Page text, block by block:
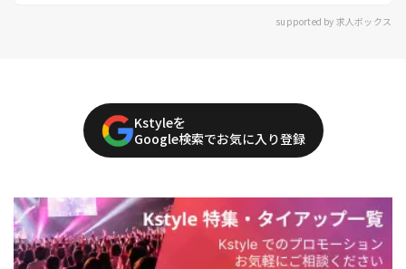
supported by 求人ボックス
Kstyleを
Google検索でお気に入り登録